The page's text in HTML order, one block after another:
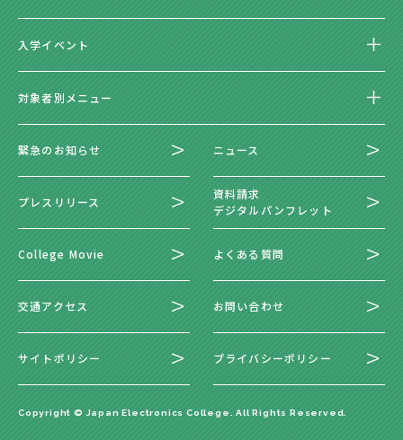
入学イベント
対象者別メニュー
緊急のお知らせ ニュース
プレスリリース
資料請求
デジタルパンフレット
College Movie よくある質問
交通アクセス お問い合わせ
サイトポリシー プライバシーポリシー
Copyright © Japan Electronics College. All Rights Reserved.